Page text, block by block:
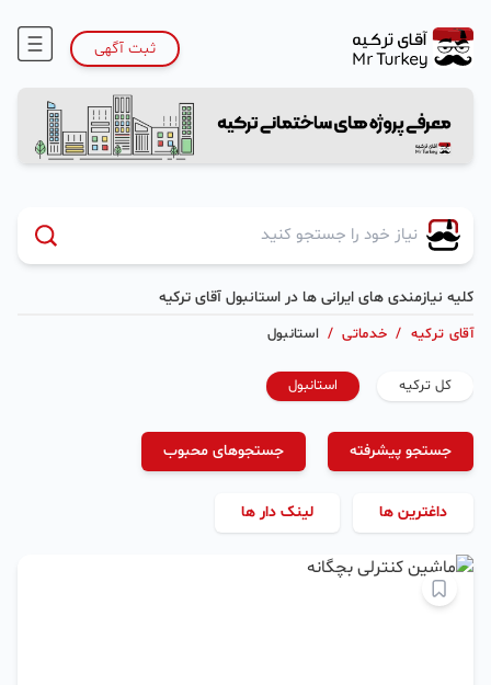
ثبت آگهی
کلیه نیازمندی های ایرانی ها در استانبول آقای ترکیه
آقای ترکیه / خدماتی / استانبول
کل ترکیه استانبول
جستجو پیشرفته جستجوهای محبوب
داغترین ها لینک دار ها